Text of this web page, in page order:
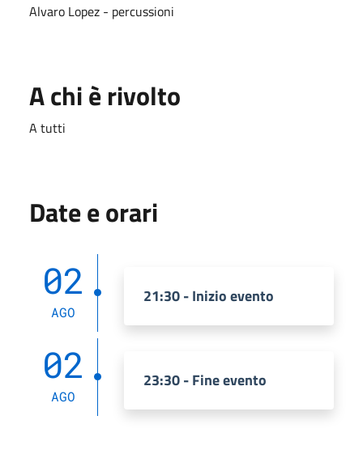
Alvaro Lopez - percussioni
A chi è rivolto
A tutti
Date e orari
02
AGO
21:30 - Inizio evento
02
AGO
23:30 - Fine evento